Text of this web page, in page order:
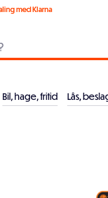
med Klarna
Bil, hage, fritid Lås,